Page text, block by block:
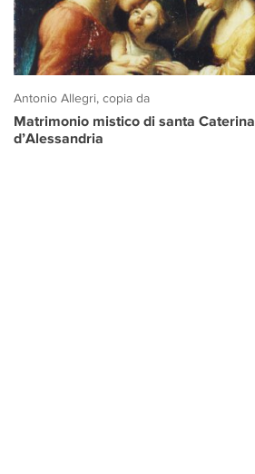
Antonio Allegri, copia da
Matrimonio mistico di santa Caterina
d’Alessandria